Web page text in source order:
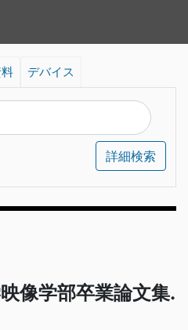
デバイス
詳細検索
像学部卒業論文集.